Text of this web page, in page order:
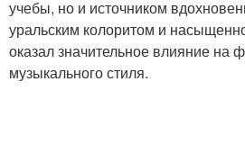
учебы, но и источником
уральским колоритом и
оказал значительное влияние на
музыкального стиля.